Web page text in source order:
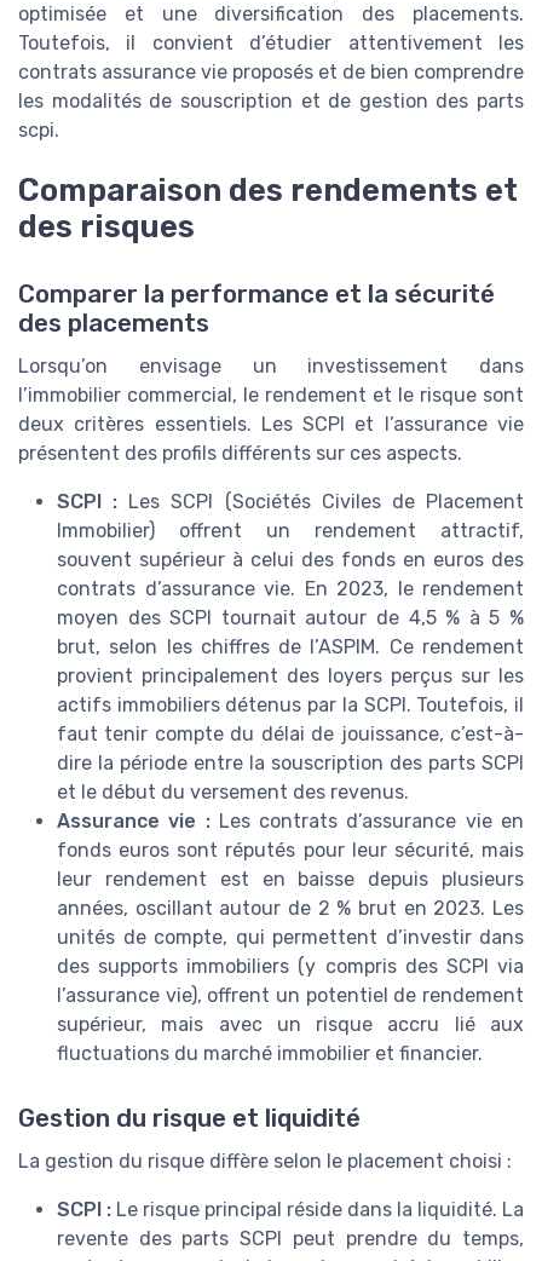
optimisée et une diversification des placements.
Toutefois, il convient d’étudier attentivement les
contrats assurance vie proposés et de bien comprendre
les modalités de souscription et de gestion des parts
scpi.
Comparaison des rendements et
des risques
Comparer la performance et la sécurité
des placements
Lorsqu’on envisage un investissement dans
l’immobilier commercial, le rendement et le risque sont
deux critères essentiels. Les SCPI et l’assurance vie
présentent des profils différents sur ces aspects.
SCPI : Les SCPI (Sociétés Civiles de Placement
Immobilier) offrent un rendement attractif,
souvent supérieur à celui des fonds en euros des
contrats d’assurance vie. En 2023, le rendement
moyen des SCPI tournait autour de 4,5 % à 5 %
brut, selon les chiffres de l’ASPIM. Ce rendement
provient principalement des loyers perçus sur les
actifs immobiliers détenus par la SCPI. Toutefois, il
faut tenir compte du délai de jouissance, c’est-à-
dire la période entre la souscription des parts SCPI
et le début du versement des revenus.
Assurance vie :Les contrats d’assurance vie en
fonds euros sont réputés pour leur sécurité, mais
leur rendement est en baisse depuis plusieurs
années, oscillant autour de 2 % brut en 2023. Les
unités de compte, qui permettent d’investir dans
des supports immobiliers (y compris des SCPI via
l’assurance vie), offrent un potentiel de rendement
supérieur, mais avec un risque accru lié aux
fluctuations du marché immobilier et financier.
Gestion du risque et liquidité
La gestion du risque diffère selon le placement choisi :
SCPI : Le risque principal réside dans la liquidité. La
revente des parts SCPI peut prendre du temps,